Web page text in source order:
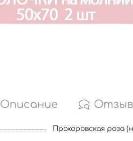
Описание
Прохоровская роза